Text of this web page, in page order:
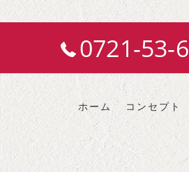
0721-53-
ホーム コンセプト